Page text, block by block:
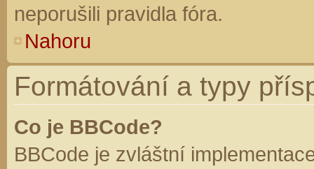
neporušili pravidla fóra.
Nahoru
Formátování a typy
Co je BBCode?
BBCode je zvláštní